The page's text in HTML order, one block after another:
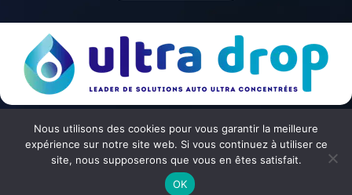
© 2026 - Site réalisé par Peppermint Agency Mentions légales Politique de confidentialité
générales de vente
Nous utilisons des cookies pour vous garantir la meilleure
expérience sur notre site web. Si vous continuez à utiliser ce
site, nous supposerons que vous en êtes satisfait.
OK